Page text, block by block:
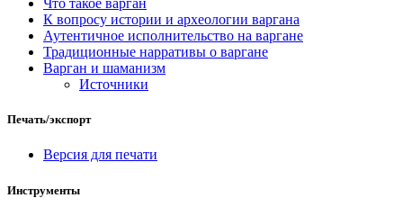
Что такое варган
К вопросу истории и археологии варгана
Аутентичное исполнительство на варгане
Традиционные нарративы о варгане
Варган и шаманизм
Источники
Печать/экспорт
Версия для печати
Инструменты